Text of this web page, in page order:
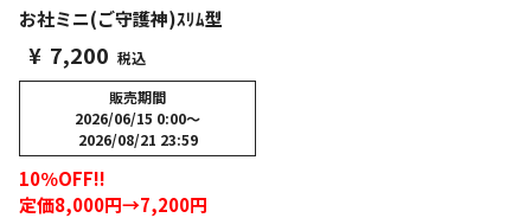
お社ミニ(ご守護神)ｽﾘﾑ型
¥ 7,200 税込
販売期間
2026/06/15 0:00〜
2026/08/21 23:59
10％OFF!!
定価8,000円→7,200円